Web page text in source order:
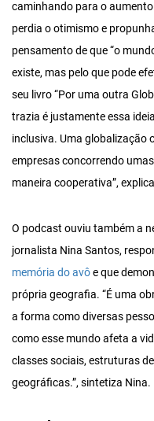
caminhando para o
perdia o otimismo e
pensamento de que “o
existe, mas pelo que pode
seu livro “Por uma outra
trazia é justamente essa
inclusiva. Uma globalização
empresas concorrendo
maneira cooperativa”,
O podcast ouviu também a
jornalista Nina Santos,
memória do avôe que
própria geografia. “É uma
a forma como diversas
como esse mundo afeta a
classes sociais, estruturas
geográficas.”, sintetiza Nina.